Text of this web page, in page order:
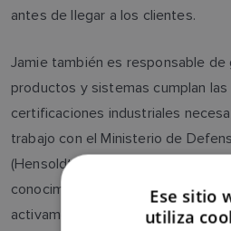
antes de llegar a los clientes.
Jamie también es responsable de
productos y sistemas cumplan
certificaciones industriales
trabajo con el Ministerio de
(Hensoldt UK), Jamie aporta a su
conocimiento del cumplimiento
activamente los cambios en las
Ese sitio
utiliza